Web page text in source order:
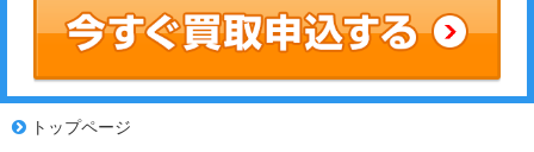
トップページ